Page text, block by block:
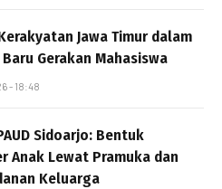
Jawa Timur dalam
Gerakan Mahasiswa
- 18:48
Sidoarjo: Bentuk
Anak Lewat Pramuka dan
Keluarga